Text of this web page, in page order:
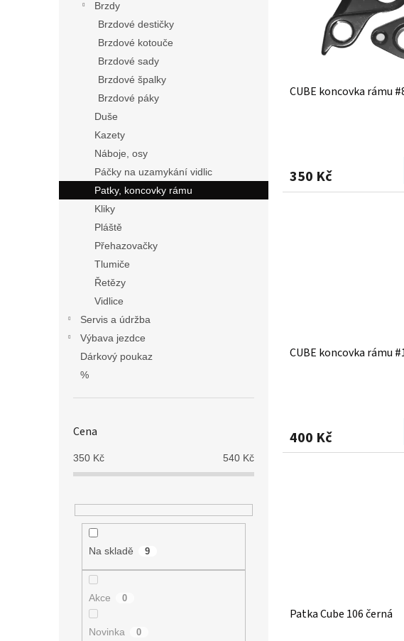
Brzdy
Brzdové destičky
Brzdové kotouče
Brzdové sady
Brzdové špalky
Brzdové páky
Duše
Kazety
Náboje, osy
Páčky na uzamykání vidlic
Patky, koncovky rámu
Kliky
Pláště
Přehazovačky
Tlumiče
Řetězy
Vidlice
Servis a údržba
Výbava jezdce
Dárkový poukaz
%
Cena
350 Kč 540 Kč
Na skladě 9
Akce 0
Novinka 0
CUBE koncovka rámu
350 Kč
CUBE koncovka rámu
400 Kč
Patka Cube 106 černá